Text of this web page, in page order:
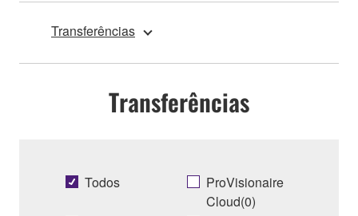
Transferências
Transferências
Todos
ProVisionaire
Cloud(0)